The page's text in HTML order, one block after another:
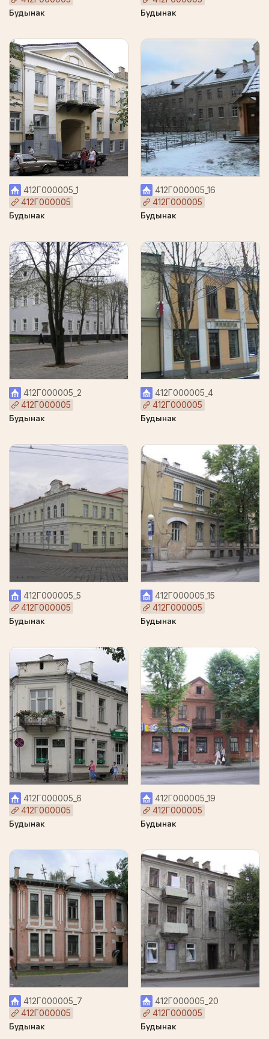
Будынак
412Г000005_1
412Г000005
Будынак
412Г000005_2
412Г000005
Будынак
412Г000005_5
412Г000005
Будынак
412Г000005_6
412Г000005
Будынак
412Г000005_7
412Г000005
Будынак
Будынак
412Г000005_16
412Г000005
Будынак
412Г000005_4
412Г000005
Будынак
412Г000005_15
412Г000005
Будынак
412Г000005_19
412Г000005
Будынак
412Г000005_20
412Г000005
Будынак